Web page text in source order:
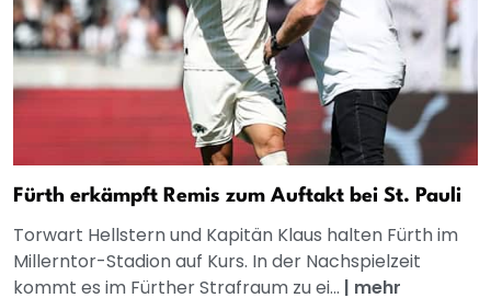
Fürth erkämpft Remis zum Auftakt bei St. Pauli
Torwart Hellstern und Kapitän Klaus halten Fürth im
Millerntor-Stadion auf Kurs. In der Nachspielzeit
kommt es im Fürther Strafraum zu ei... | mehr